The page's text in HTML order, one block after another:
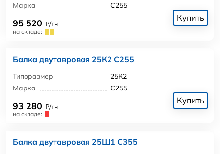
Марка
С255
95 520 ₽/тн
на складе:
Купить
Балка двутавровая 25К2 С255
Типоразмер
25К2
Марка
С255
93 280 ₽/тн
на складе:
Купить
Балка двутавровая 25Ш1 С355